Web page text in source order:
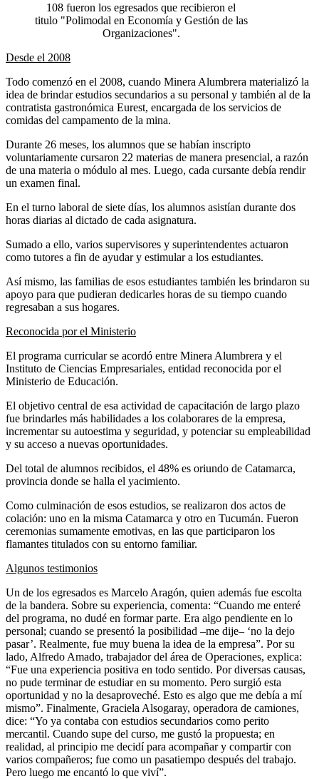
108 fueron los egresados que recibieron el
titulo "Polimodal en Economía y Gestión de las
Organizaciones".
Desde el 2008
Todo comenzó en el 2008, cuando Minera Alumbrera materializó la
idea de brindar estudios secundarios a su personal y también al de la
contratista gastronómica Eurest, encargada de los servicios de
comidas del campamento de la mina.
Durante 26 meses, los alumnos que se habían inscripto
voluntariamente cursaron 22 materias de manera presencial, a razón
de una materia o módulo al mes. Luego, cada cursante debía rendir
un examen final.
En el turno laboral de siete días, los alumnos asistían durante dos
horas diarias al dictado de cada asignatura.
Sumado a ello, varios supervisores y superintendentes actuaron
como tutores a fin de ayudar y estimular a los estudiantes.
Así mismo, las familias de esos estudiantes también les brindaron su
apoyo para que pudieran dedicarles horas de su tiempo cuando
regresaban a sus hogares.
Reconocida por el Ministerio
El programa curricular se acordó entre Minera Alumbrera y el
Instituto de Ciencias Empresariales, entidad reconocida por el
Ministerio de Educación.
El objetivo central de esa actividad de capacitación de largo plazo
fue brindarles más habilidades a los colaborares de la empresa,
incrementar su autoestima y seguridad, y potenciar su empleabilidad
y su acceso a nuevas oportunidades.
Del total de alumnos recibidos, el 48% es oriundo de Catamarca,
provincia donde se halla el yacimiento.
Como culminación de esos estudios, se realizaron dos actos de
colación: uno en la misma Catamarca y otro en Tucumán. Fueron
ceremonias sumamente emotivas, en las que participaron los
flamantes titulados con su entorno familiar.
Algunos testimonios
Un de los egresados es Marcelo Aragón, quien además fue escolta
de la bandera. Sobre su experiencia, comenta: “Cuando me enteré
del programa, no dudé en formar parte. Era algo pendiente en lo
personal; cuando se presentó la posibilidad –me dije– ‘no la dejo
pasar’. Realmente, fue muy buena la idea de la empresa”. Por su
lado, Alfredo Amado, trabajador del área de Operaciones, explica:
“Fue una experiencia positiva en todo sentido. Por diversas causas,
no pude terminar de estudiar en su momento. Pero surgió esta
oportunidad y no la desaproveché. Esto es algo que me debía a mí
mismo”. Finalmente, Graciela Alsogaray, operadora de camiones,
dice: “Yo ya contaba con estudios secundarios como perito
mercantil. Cuando supe del curso, me gustó la propuesta; en
realidad, al principio me decidí para acompañar y compartir con
varios compañeros; fue como un pasatiempo después del trabajo.
Pero luego me encantó lo que viví”.